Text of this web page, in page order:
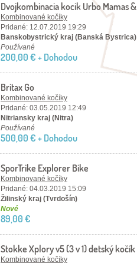
Dvojkombinacia kocik Urbo Mamas &
Papas
Kombinované kočíky
Pridané: 12.07.2019 19:29
Banskobystrický kraj (Banská Bystrica)
Používané
200,00 € + Dohodou
Britax Go
Kombinované kočíky
Pridané: 03.05.2019 12:49
Nitriansky kraj (Nitra)
Používané
500,00 € + Dohodou
SporTrike Explorer Bike
Kombinované kočíky
Pridané: 04.03.2019 15:09
Žilinský kraj (Tvrdošín)
Nové
89,00 €
Stokke Xplory v5 (3 v 1) detský kočík
Kombinované kočíky